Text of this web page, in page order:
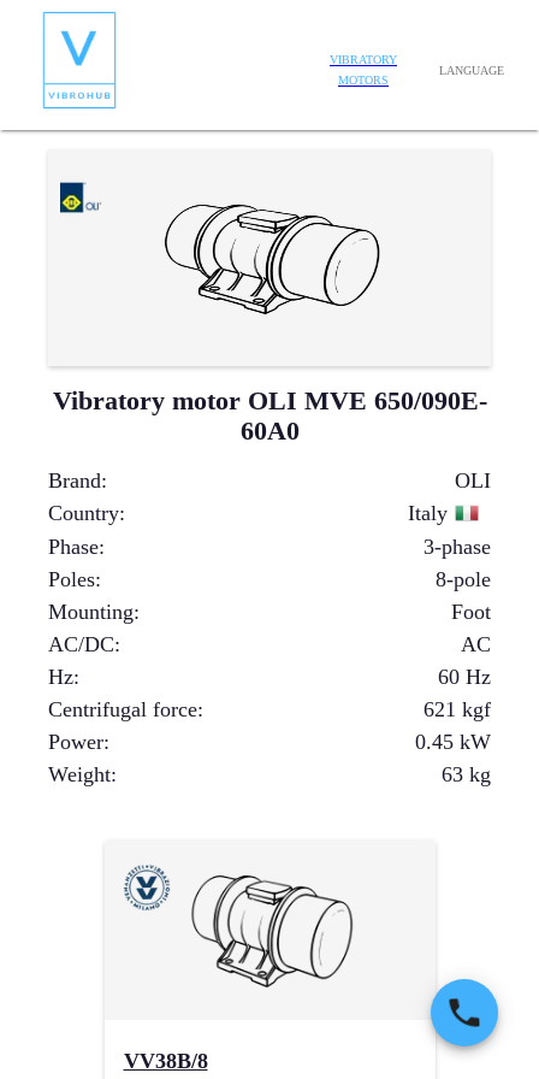
VIBRATORY
MOTORS
LANGUAGE
Vibratory motor OLI MVE 650/090E-
60A0
Brand:
OLI
Country:
Italy
Phase:
3-phase
Poles:
8-pole
Mounting:
Foot
AC/DC:
AC
Hz:
60 Hz
Centrifugal force: 621 kgf
Power: 0.45 kW
Weight: 63 kg
VV38B/8